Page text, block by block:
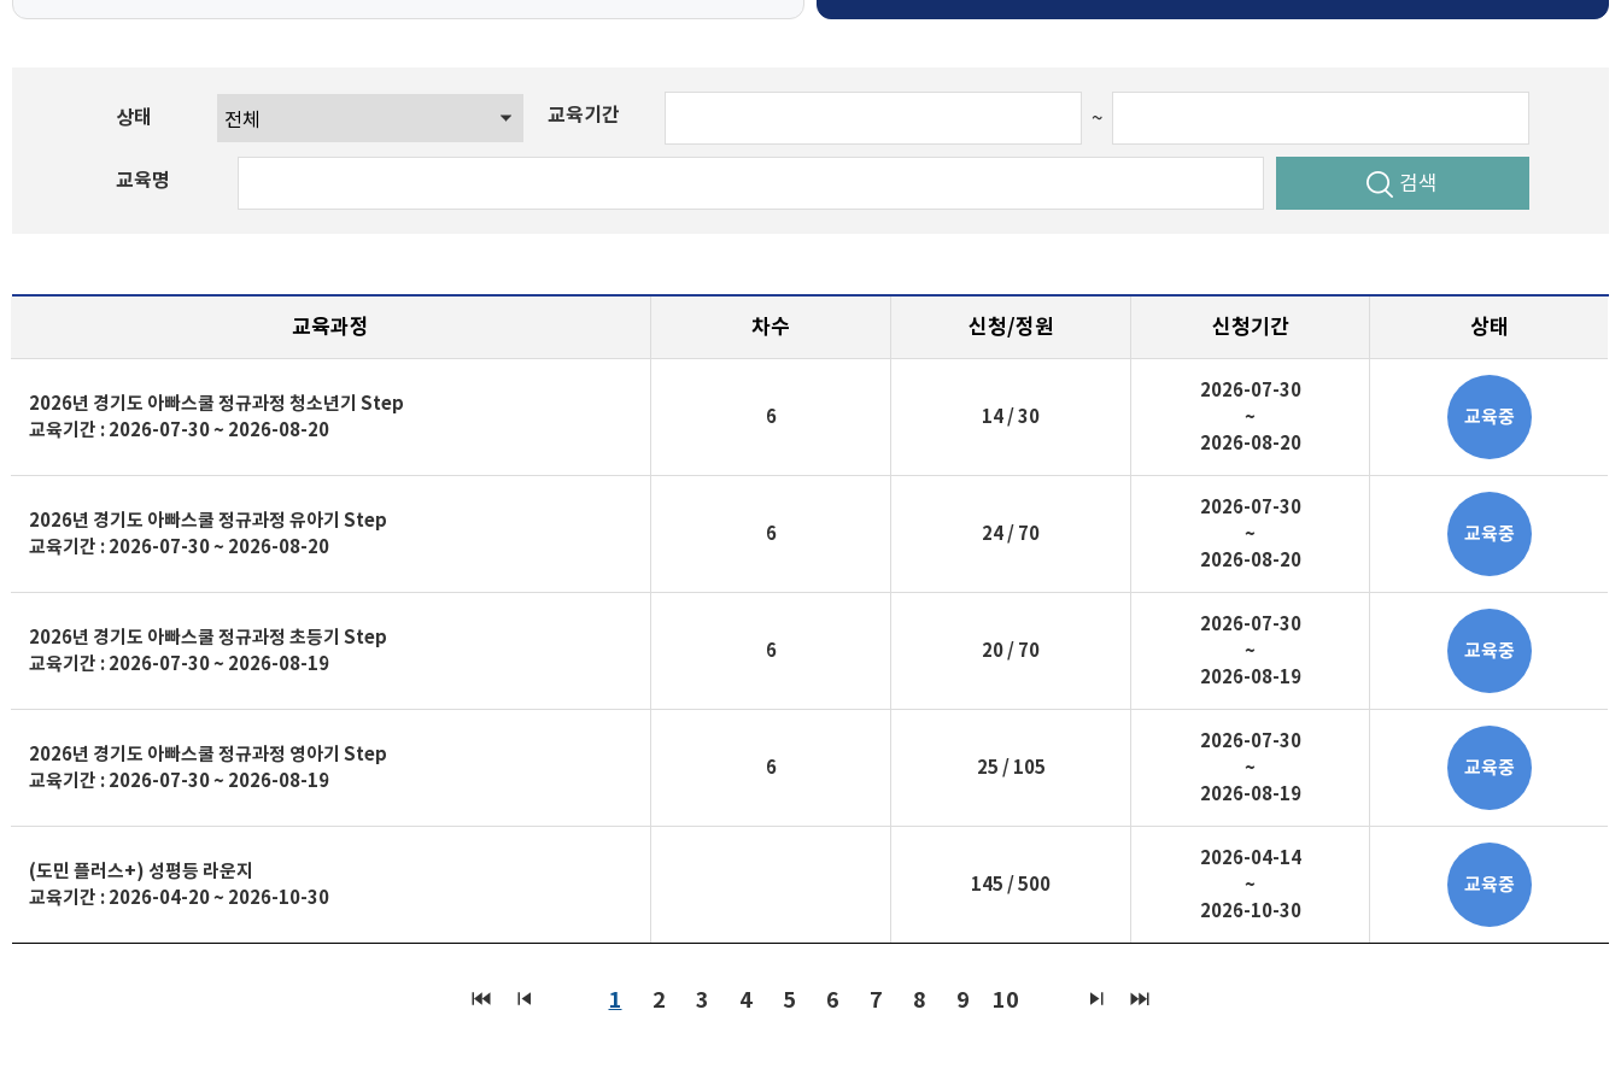
상태 교육기간 ~
교육명 검색
교육과정 차수 신청/정원 신청기간 상태
2026년 경기도 아빠스쿨 정규과정 청소년기 Step
교육기간 : 2026-07-30 ~ 2026-08-20
6 14 / 30
2026-07-30
~
2026-08-20
교육중
2026년 경기도 아빠스쿨 정규과정 유아기 Step
교육기간 : 2026-07-30 ~ 2026-08-20
6 24 / 70
2026-07-30
~
2026-08-20
교육중
2026년 경기도 아빠스쿨 정규과정 초등기 Step
교육기간 : 2026-07-30 ~ 2026-08-19
6 20 / 70
2026-07-30
~
2026-08-19
교육중
2026년 경기도 아빠스쿨 정규과정 영아기 Step
교육기간 : 2026-07-30 ~ 2026-08-19
6 25 / 105
2026-07-30
~
2026-08-19
교육중
(도민 플러스+) 성평등 라운지
교육기간 : 2026-04-20 ~ 2026-10-30
145 / 500
2026-04-14
~
2026-10-30
교육중
1 2 3 4 5 6 7 8 9 10